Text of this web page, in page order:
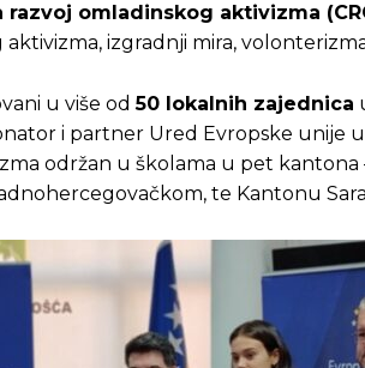
razvoj omladinskog aktivizma
izgradnji mira,
u više od50 lokalnih zajednica
i partner Ured Evropske unije
održan u školama u pet kantona
te Kantonu